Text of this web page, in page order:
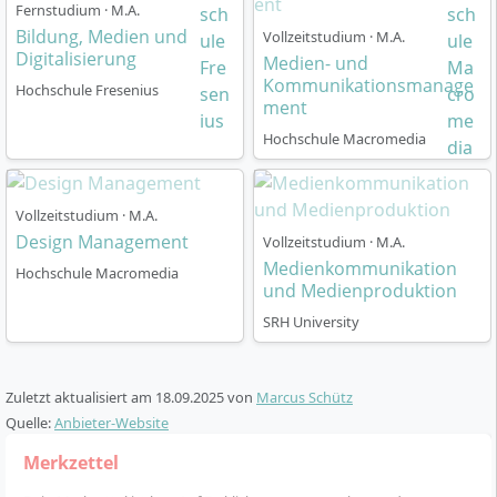
Fachbereichen ist zentral, da das Curriculum auf
Synergien zwischen Kunst, Design, Medien und
Theorie ausgelegt ist.
Kommunikationsvermögen: Der Austausch mit
Dozierenden und anderen Studierenden erfordert
Kommunikationsfähigkeit auf hohem Niveau.
Selbstorganisation: Das Masterstudium ist
projektorientiert aufgebaut, daher ist
eigenverantwortliches Zeitmanagement wichtig.
Sommersemester möglich.
Die Unterrichtssprache ist Englisch.
Intensive Projektarbeit – dein persönliches Projekt
steht von der Bewerbung bis zum Abschluss im
Individuelle Betreuung in kleinen Gruppen und
persönlicher Kontakt zu Dozentinnen und
Dozenten.
Synergien mit anderen Disziplinen sind durch die
enge Zusammenarbeit innerhalb der Merz
Welche Berufschancen eröffnet der Master?
Fernstudium · M.A.
Bildung, Medien und
Digitalisierung
Hochschule Fresenius
Vollzeitstudium · M.A.
Medien- und
Kommunikationsmanage
ment
Hochschule Macromedia
Vollzeitstudium · M.A.
Design Management
Hochschule Macromedia
Vollzeitstudium · M.A.
Medienkommunikation
und Medienproduktion
SRH University
Zuletzt aktualisiert am 18.09.2025von Marcus Schütz
Quelle:Anbieter-Website
Merkzettel